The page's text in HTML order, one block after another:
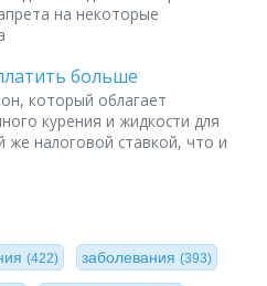
на некоторые
больше
который облагает
курения и жидкости для
же налоговой ставкой, что и
(422) заболевания (393)